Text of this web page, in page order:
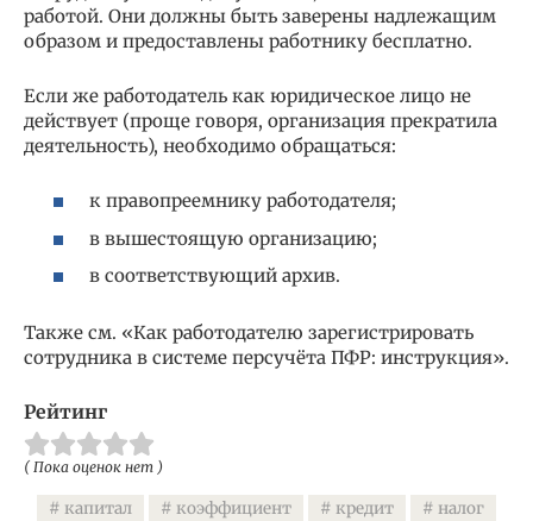
работой. Они должны быть заверены надлежащим
образом и предоставлены работнику бесплатно.
Если же работодатель как юридическое лицо не
действует (проще говоря, организация прекратила
деятельность), необходимо обращаться:
к правопреемнику работодателя;
в вышестоящую организацию;
в соответствующий архив.
Также см. «Как работодателю зарегистрировать
сотрудника в системе персучёта ПФР: инструкция».
Рейтинг
( Пока оценок нет )
капитал коэффициент кредит налог